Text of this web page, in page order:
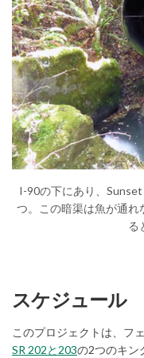
I-90の下にあり、
つ。この暗渠は魚が通れ
る
スケジュール
このプロジェクトは、フ
SR 202と203(External link)
の2つのキン